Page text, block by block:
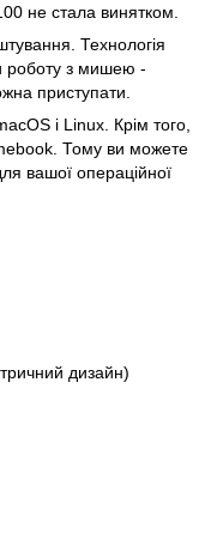
не стала винятком.
Технологія
роботу з мишею -
приступати.
і Linux. Крім того,
Тому ви можете
вашої операційної
дизайн)